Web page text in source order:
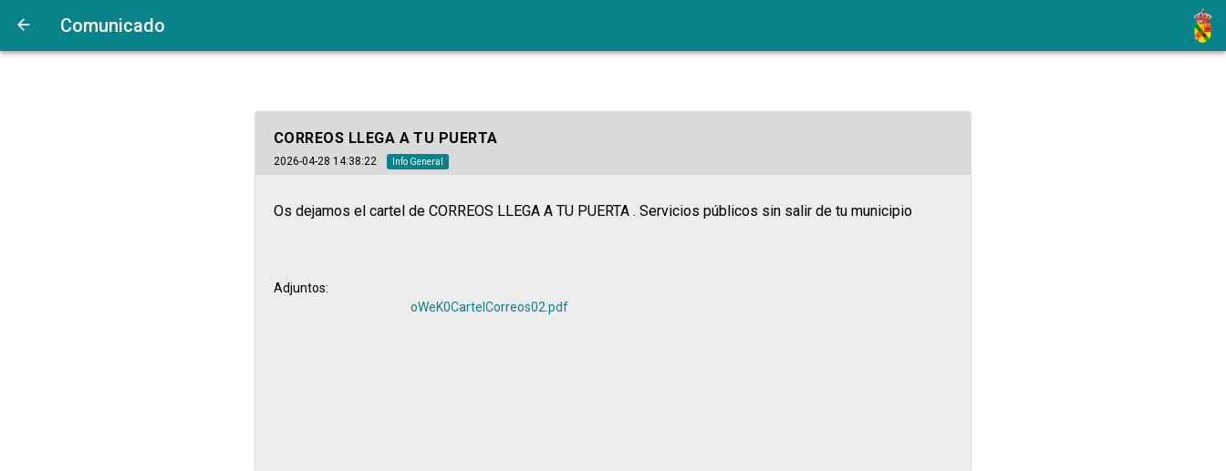
Comunicado
CORREOS LLEGA A TU PUERTA
2026-04-28 14:38:22 Info General
Os dejamos el cartel de CORREOS LLEGA A TU PUERTA . Servicios públicos sin salir de tu municipio
Adjuntos:
oWeK0CartelCorreos02.pdf